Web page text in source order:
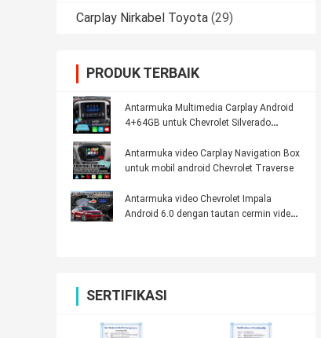
Carplay Nirkabel Toyota (29)
PRODUK TERBAIK
Antarmuka Multimedia Carplay Android
4+64GB untuk Chevrolet Silverado
Antarmuka video Carplay Navigation Box
untuk mobil android Chevrolet Traverse
Antarmuka video Chevrolet Impala
Android 6.0 dengan tautan cermin video
SERTIFIKASI